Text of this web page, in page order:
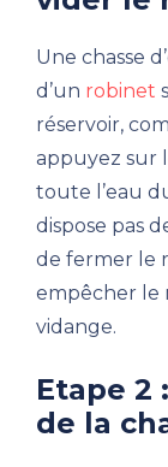
Une chasse
d’un robinet
réservoir,
appuyez sur
toute l’eau
dispose pas
de fermer le
empêcher le
vidange.
Etape 2
de la